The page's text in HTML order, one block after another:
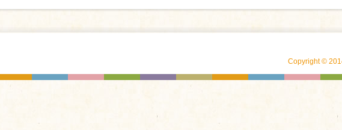
Copyright ©